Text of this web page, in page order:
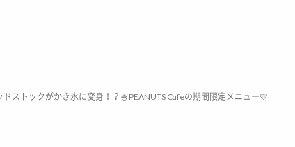
ドストックがかき氷に変身！？🍧PEANUTS Cafeの期間限定メニュー💛